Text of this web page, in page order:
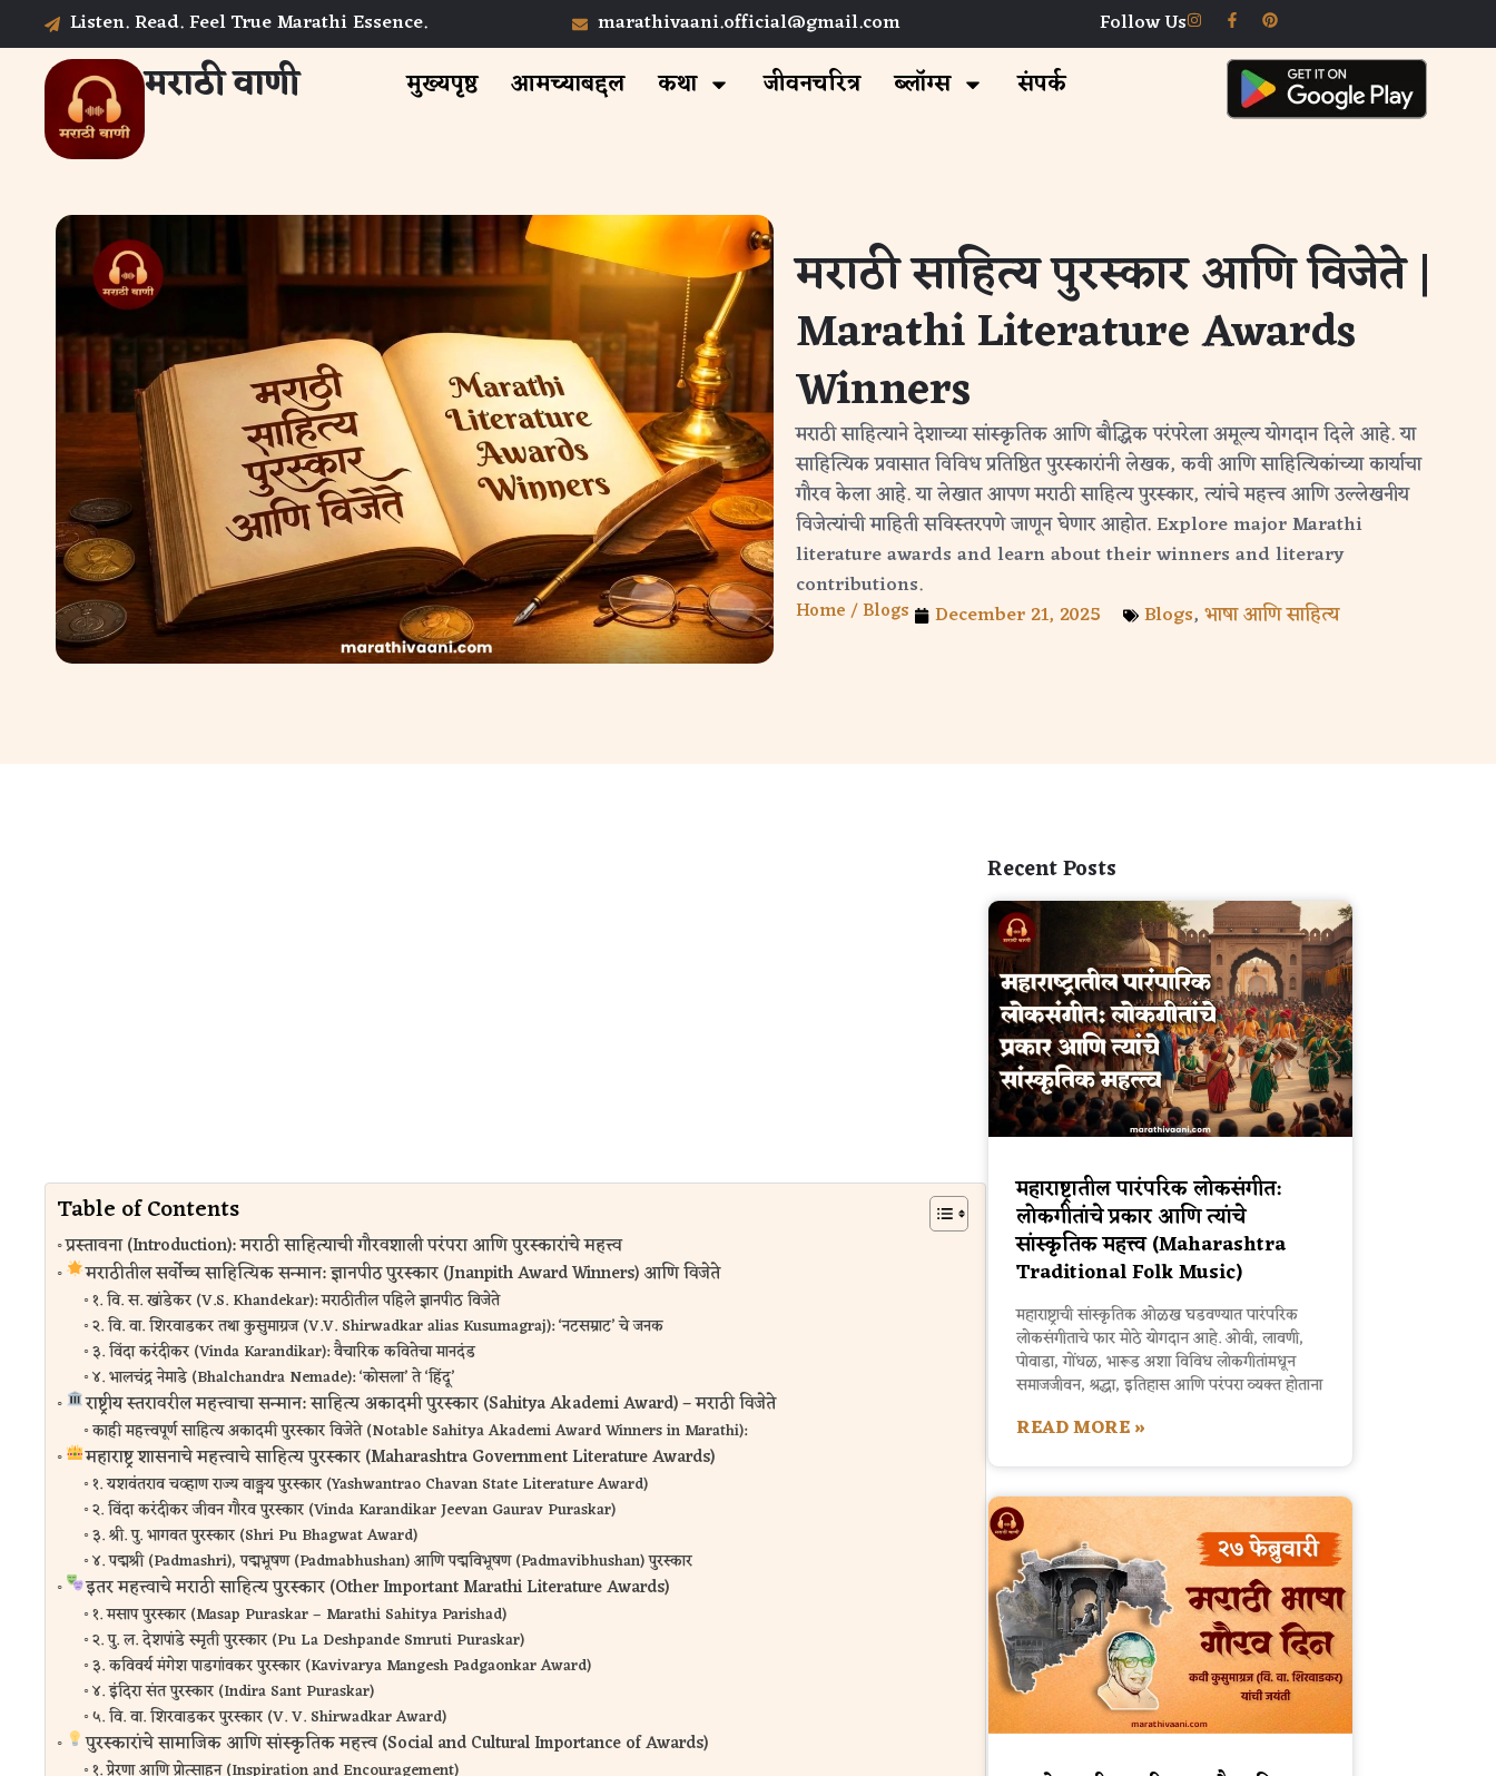
Listen. Read. Feel True Marathi Essence. marathivaani.official@gmail.com Follow Us
मराठी वाणी मुख्यपृष्ठ आमच्याबद्दल कथा जीवनचरित्र ब्लॉग्स संपर्क
मराठी साहित्य पुरस्कार आणि विजेते |
Marathi Literature Awards
Winners
मराठी साहित्याने देशाच्या सांस्कृतिक आणि बौद्धिक परंपरेला अमूल्य योगदान दिले आहे. या
साहित्यिक प्रवासात विविध प्रतिष्ठित पुरस्कारांनी लेखक, कवी आणि साहित्यिकांच्या कार्याचा
गौरव केला आहे. या लेखात आपण मराठी साहित्य पुरस्कार, त्यांचे महत्त्व आणि उल्लेखनीय
विजेत्यांची माहिती सविस्तरपणे जाणून घेणार आहोत. Explore major Marathi
literature awards and learn about their winners and literary
contributions.
Home /Blogs December 21, 2025 Blogs, भाषा आणि साहित्य
Table of Contents
प्रस्तावना (Introduction): मराठी साहित्याची गौरवशाली परंपरा आणि पुरस्कारांचे महत्त्व
मराठीतील सर्वोच्च साहित्यिक सन्मान: ज्ञानपीठ पुरस्कार (Jnanpith Award Winners) आणि विजेते
१. वि. स. खांडेकर (V.S. Khandekar): मराठीतील पहिले ज्ञानपीठ विजेते
२. वि. वा. शिरवाडकर तथा कुसुमाग्रज (V.V. Shirwadkar alias Kusumagraj): ‘नटसम्राट’ चे जनक
३. विंदा करंदीकर (Vinda Karandikar): वैचारिक कवितेचा मानदंड
४. भालचंद्र नेमाडे (Bhalchandra Nemade): ‘कोसला’ ते ‘हिंदू’
राष्ट्रीय स्तरावरील महत्त्वाचा सन्मान: साहित्य अकादमी पुरस्कार (Sahitya Akademi Award) – मराठी विजेते
काही महत्त्वपूर्ण साहित्य अकादमी पुरस्कार विजेते (Notable Sahitya Akademi Award Winners in Marathi):
महाराष्ट्र शासनाचे महत्त्वाचे साहित्य पुरस्कार (Maharashtra Government Literature Awards)
१. यशवंतराव चव्हाण राज्य वाङ्मय पुरस्कार (Yashwantrao Chavan State Literature Award)
२. विंदा करंदीकर जीवन गौरव पुरस्कार (Vinda Karandikar Jeevan Gaurav Puraskar)
३. श्री. पु. भागवत पुरस्कार (Shri Pu Bhagwat Award)
४. पद्मश्री (Padmashri), पद्मभूषण (Padmabhushan) आणि पद्मविभूषण (Padmavibhushan) पुरस्कार
इतर महत्त्वाचे मराठी साहित्य पुरस्कार (Other Important Marathi Literature Awards)
१. मसाप पुरस्कार (Masap Puraskar – Marathi Sahitya Parishad)
२. पु. ल. देशपांडे स्मृती पुरस्कार (Pu La Deshpande Smruti Puraskar)
३. कविवर्य मंगेश पाडगांवकर पुरस्कार (Kavivarya Mangesh Padgaonkar Award)
४. इंदिरा संत पुरस्कार (Indira Sant Puraskar)
५. वि. वा. शिरवाडकर पुरस्कार (V. V. Shirwadkar Award)
पुरस्कारांचे सामाजिक आणि सांस्कृतिक महत्त्व (Social and Cultural Importance of Awards)
Recent Posts
महाराष्ट्रातील पारंपरिक लोकसंगीत:
लोकगीतांचे प्रकार आणि त्यांचे
सांस्कृतिक महत्त्व (Maharashtra
Traditional Folk Music)
महाराष्ट्राची सांस्कृतिक ओळख घडवण्यात पारंपरिक
लोकसंगीताचे फार मोठे योगदान आहे. ओवी, लावणी,
पोवाडा, गोंधळ, भारूड अशा विविध लोकगीतांमधून
समाजजीवन, श्रद्धा, इतिहास आणि परंपरा व्यक्त होताना
READ MORE »